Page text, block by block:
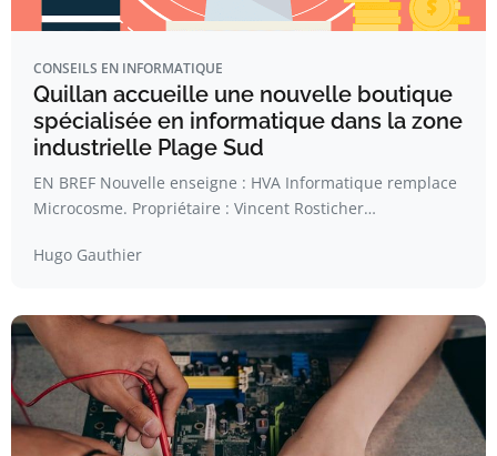
CONSEILS EN INFORMATIQUE
Quillan accueille une nouvelle boutique
spécialisée en informatique dans la zone
industrielle Plage Sud
EN BREF Nouvelle enseigne : HVA Informatique remplace
Microcosme. Propriétaire : Vincent Rosticher…
Hugo Gauthier